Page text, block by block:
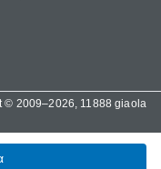
© 2009–2026, 11888 giaola